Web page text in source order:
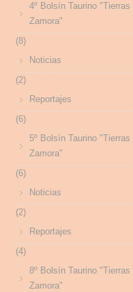
4º Bolsín Taurino "Tierras
Zamora"
(8)
Noticias
(2)
Reportajes
(6)
5º Bolsín Taurino "Tierras
Zamora"
(6)
Noticias
(2)
Reportajes
(4)
8º Bolsín Taurino "Tierras
Zamora"